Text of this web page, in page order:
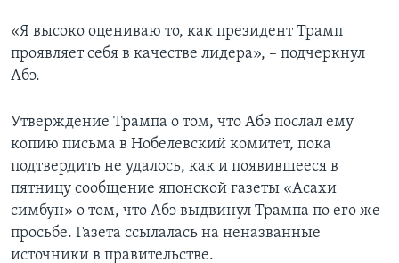
«Я высоко оцениваю то, как президент Трамп
проявляет себя в качестве лидера», – подчеркнул
Абэ.
Утверждение Трампа о том, что Абэ послал ему
копию письма в Нобелевский комитет, пока
подтвердить не удалось, как и появившееся в
пятницу сообщение японской газеты «Асахи
симбун» о том, что Абэ выдвинул Трампа по его же
просьбе. Газета ссылалась на неназванные
источники в правительстве.